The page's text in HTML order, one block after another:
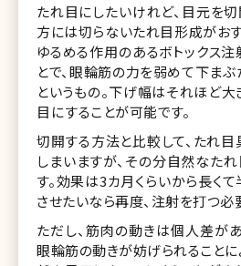
たれ目にしたいけれど、目元を
方には切らないたれ目形成がお
ゆるめる作用のあるボトックス
とで、眼輪筋の力を弱めて下ま
というもの。下げ幅はそれほど大
目にすることが可能です。
切開する方法と比較して、たれ
しまいますが、その分自然なた
す。効果は3カ月くらいから長く
させたいなら再度、注射を打つ必
ただし、筋肉の動きは個人差が
眼輪筋の動きが妨げられることに